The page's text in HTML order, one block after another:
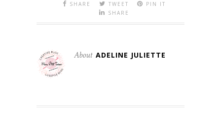
SHARE
TWEET
PIN IT
SHARE
About ADELINE JULIETTE